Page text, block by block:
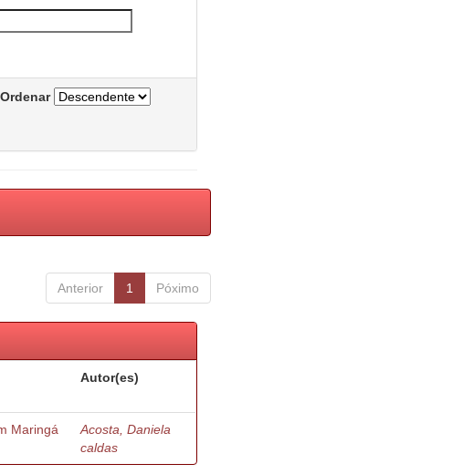
Ordenar
Anterior 1 Póximo
Autor(es)
Maringá
Acosta, Daniela
caldas